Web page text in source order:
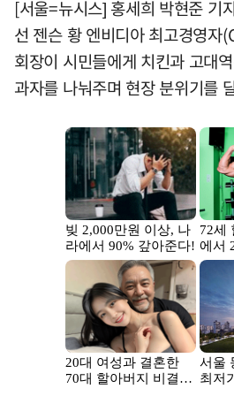
[서울=뉴시스] 홍세희 박현준 기
선 젠슨 황 엔비디아 최고경영자
회장이 시민들에게 치킨과 고대
과자를 나눠주며 현장 분위기를